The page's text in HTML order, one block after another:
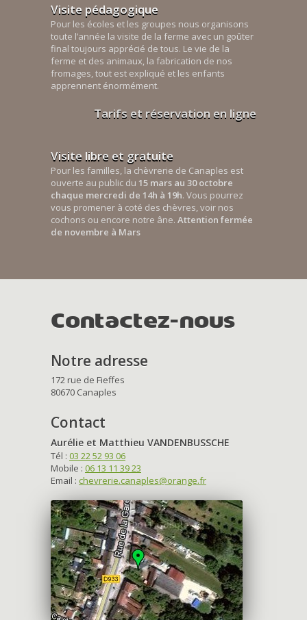
Visite pédagogique
Pour les écoles et les groupes nous organisons
toute l’année la visite de la ferme avec un goûter
final toujours apprécié de tous. Le vie de la
ferme et des animaux, la fabrication de nos
fromages, tout est expliqué et les enfants
apprennent énormément.
Tarifs et réservation en ligne
Visite libre et gratuite
Pour les familles, la chèvrerie de Canaples est
ouverte au public du 15 mars au 30 octobre
chaque mercredi de 14h à 19h. Vous pourrez
vous promener à coté des chèvres, voir nos
cochons ou encore notre âne. Attention fermée
de novembre à Mars
Contactez-nous
Notre adresse
172 rue de Fieffes
80670 Canaples
Contact
Aurélie et Matthieu VANDENBUSSCHE
Tél : 03 22 52 93 06
Mobile : 06 13 11 39 23
Email : chevrerie.canaples@orange.fr